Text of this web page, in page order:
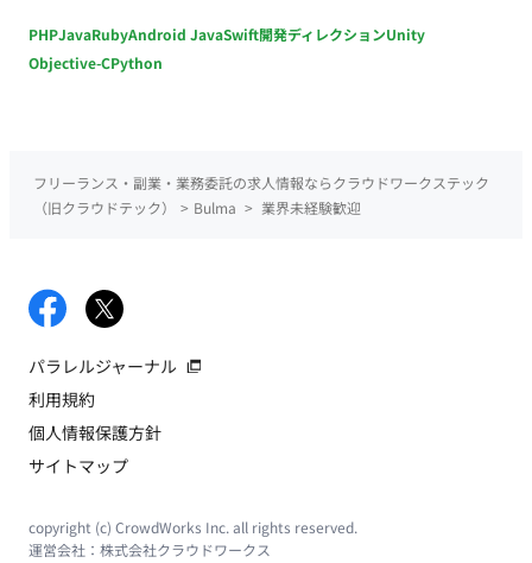
PHPJavaRubyAndroid JavaSwift開発ディレクションUnity
Objective-CPython
フリーランス・副業・業務委託の求人情報ならクラウドワークステック
（旧クラウドテック）
> Bulma > 業界未経験歓迎
パラレルジャーナル
利用規約
個人情報保護方針
サイトマップ
copyright (c) CrowdWorks Inc. all rights reserved.
運営会社： 株式会社クラウドワークス